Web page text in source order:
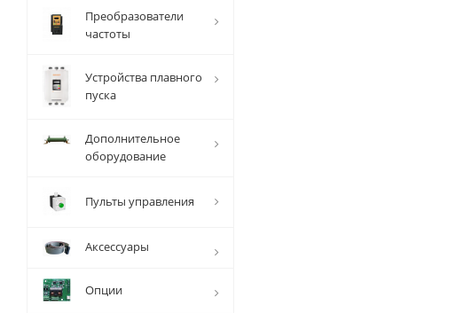
Преобразователи
частоты
Устройства плавного
пуска
Дополнительное
оборудование
Пульты управления
Аксессуары
Опции